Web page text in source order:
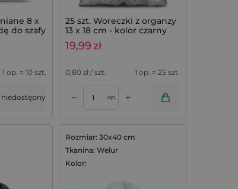
8 x
do szafy
1 op. = 10 szt.
25 szt. Woreczki z organzy
13 x 18 cm - kolor czarny
19,99zł
0,80 zł / szt. 1 op. = 25 szt.
– op. +
Rozmiar: 30x40 cm
Tkanina: Welur
Kolor: